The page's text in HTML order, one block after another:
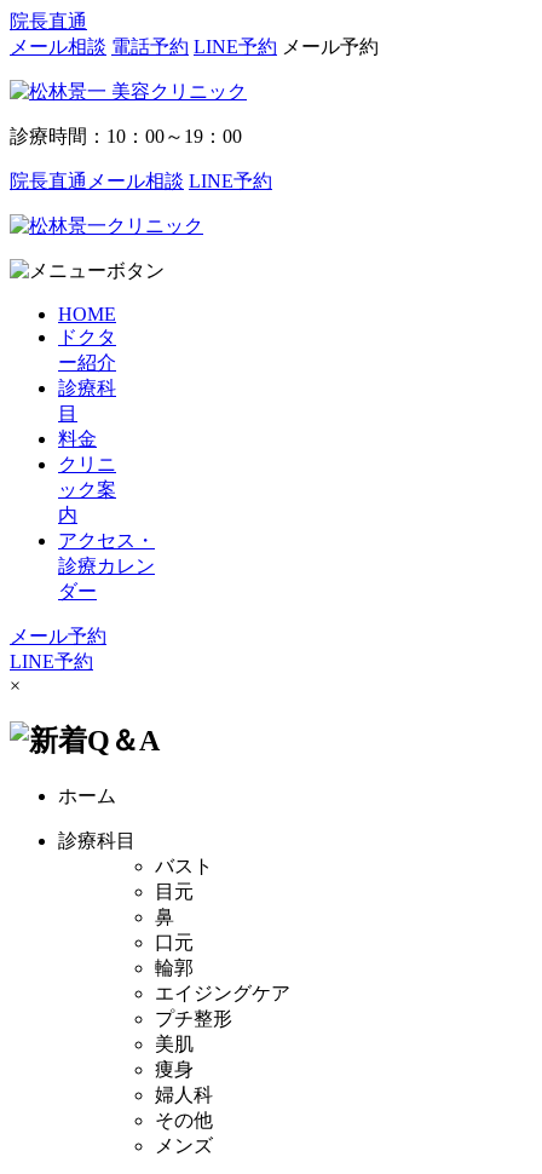
院長直通
メール相談 電話予約 LINE予約 メール予約
診療時間：10：00～19：00
院長直通メール相談 LINE予約
HOME
ドクタ
ー紹介
診療科
目
料金
クリニ
ック案
内
アクセス・
診療カレン
ダー
メール予約
LINE予約
×
ホーム
診療科目
バスト
目元
鼻
口元
輪郭
エイジングケア
プチ整形
美肌
痩身
婦人科
その他
メンズ